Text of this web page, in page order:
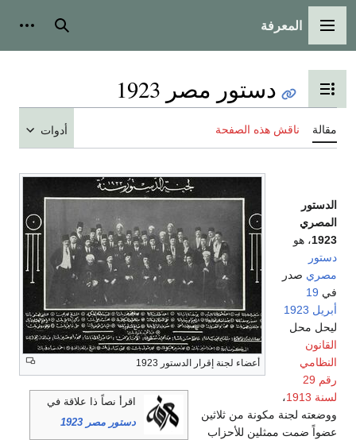
القائمة الرئيسية
المعرفة بحث
تبديل عرض جدول المحتويات
دستور مصر 1923
مقالة ناقش هذه الصفحة أدوات
أعضاء لجنة إقرار الدستور 1923
اقرأ نصاً ذا علاقة في
دستور مصر 1923
الدستور
المصري
1923، هو
دستور
مصري صدر
في 19
أبريل 1923
ليحل محل
القانون
النظامي
رقم 29
لسنة 1913
،
ووضعته لجنة مكونة من ثلاثين
عضواً ضمت ممثلين للأحزاب